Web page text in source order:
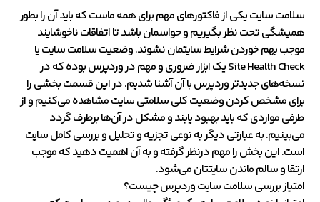
سلامت سایت یکی از فاکتورهای مهم برای همه ماست که باید آن را بطور
همیشگی تحت نظر بگیریم و حواسمان باشد تا اتفاقات ناخوشایند
موجب بهم خوردن شرایط سایتمان نشوند. وضعیت سلامت سایت یا
Site Health Check یک ابزار ضروری و مهم در وردپرس بوده که در
نسخه‌های جدیدتر وردپرس با آن آشنا شدیم. در این قسمت بخشی را
برای مشخص کردن وضعیت کلی سلامتی سایت مشاهده می‌کنیم و از
طرفی مواردی که باید بهبود یابند و مشکل در آن‌ها برطرف گردد
می‌بینیم. به عبارتی دیگر به نوعی تجزیه و تحلیل و بررسی کامل سایت
است. این بخش را مهم درنظر گرفته و به آن اهمیت دهید که موجب
ارتقا و سالم ماندن سایتتان می‌شود.
امتیاز بررسی سلامت سایت وردپرس چیست؟